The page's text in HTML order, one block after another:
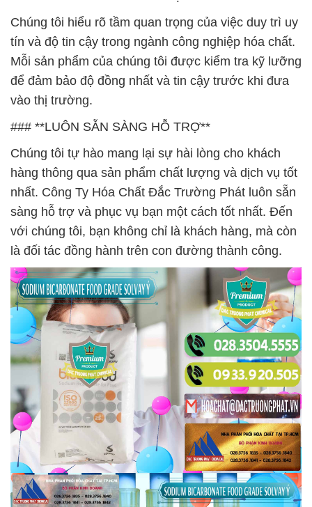
Chúng tôi hiểu rõ tầm quan trọng của việc duy trì uy
tín và độ tin cậy trong ngành công nghiệp hóa chất.
Mỗi sản phẩm của chúng tôi được kiểm tra kỹ lưỡng
để đảm bảo độ đồng nhất và tin cậy trước khi đưa
vào thị trường.
### **LUÔN SẴN SÀNG HỖ TRỢ**
Chúng tôi tự hào mang lại sự hài lòng cho khách
hàng thông qua sản phẩm chất lượng và dịch vụ tốt
nhất. Công Ty Hóa Chất Đắc Trường Phát luôn sẵn
sàng hỗ trợ và phục vụ bạn một cách tốt nhất. Đến
với chúng tôi, bạn không chỉ là khách hàng, mà còn
là đối tác đồng hành trên con đường thành công.